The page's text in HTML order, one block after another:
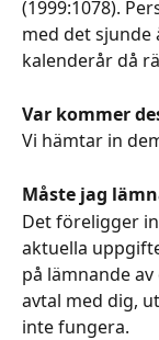
(1999:1078).
med det
kalenderår då
Var kommer
Vi hämtar in
Måste jag
Det föreligger
aktuella
på lämnande
avtal med dig,
inte fungera.